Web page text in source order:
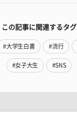
この記事に関連するタグ
#大学生白書 #流行
#女子大生 #SNS